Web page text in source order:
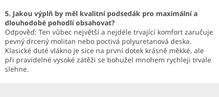
5. Jakou výplň by měl kvalitní podsedák pro maximální a
dlouhodobé pohodlí obsahovat?
Odpověď: Ten vůbec největší a nejdéle trvající komfort zaručuje
pevný drcený molitan nebo poctivá polyuretanová deska.
Klasické duté vlákno je sice na první dotek krásně měkké, ale
při pravidelné vysoké zátěži se bohužel mnohem rychleji trvale
slehne.